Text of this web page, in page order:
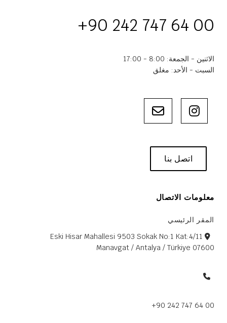
+90 242 747 64 00
الاثنين - الجمعة: 8:00 - 17:00
السبت - الأحد: مغلق
اتصل بنا
معلومات الاتصال
المقر الرئيسي
07600 Manavgat / Antalya / Türkiye
+90 242 747 64 00